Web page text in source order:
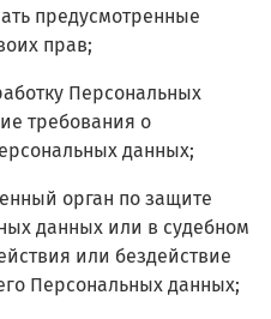
предусмотренные
прав;
Персональных
требования о
данных;
орган по защите
данных или в судебном
или бездействие
Персональных данных;